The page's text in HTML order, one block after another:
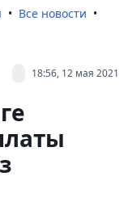
Все новости
18:56, 12 мая 2021